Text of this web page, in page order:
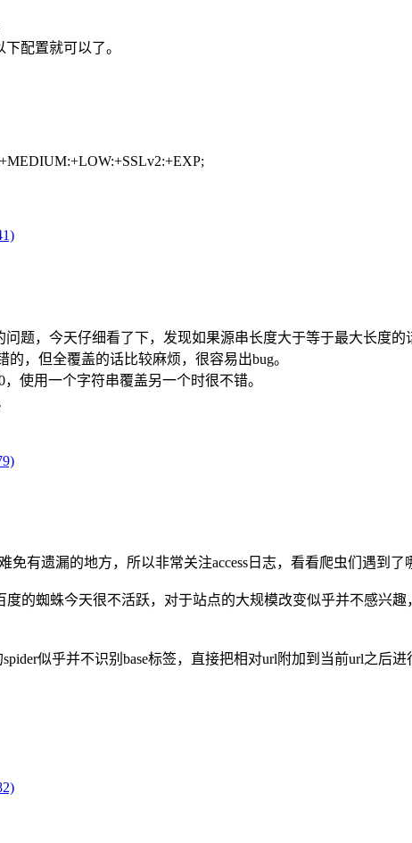
配置就可以了。
题，今天仔细看了下，发现如果源串长度大于等于最大长度
，但全覆盖的话比较麻烦，很容易出bug。
使用一个字符串覆盖另一个时很不错。
有遗漏的地方，所以非常关注access日志，看看爬虫们遇到了
的蜘蛛今天很不活跃，对于站点的大规模改变似乎并不感兴趣
似乎并不识别base标签，直接把相对url附加到当前url之后